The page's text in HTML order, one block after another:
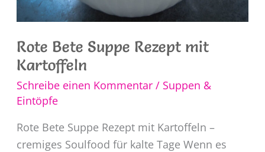
Rote Bete Suppe Rezept mit
Kartoffeln
Schreibe einen Kommentar / Suppen &
Eintöpfe
Rote Bete Suppe Rezept mit Kartoffeln –
cremiges Soulfood für kalte Tage Wenn es